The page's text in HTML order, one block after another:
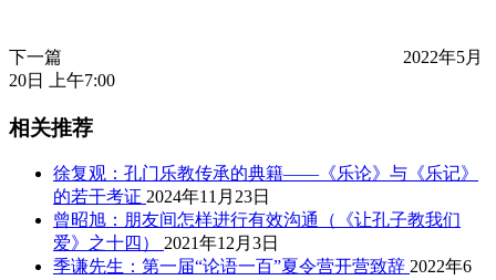
下一篇
2022年5月
20日 上午7:00
相关推荐
徐复观：孔门乐教传承的典籍——《乐论》与《乐记》
的若干考证 2024年11月23日
曾昭旭：朋友间怎样进行有效沟通（《让孔子教我们
爱》之十四）
2021年12月3日
季谦先生：第一届“论语一百”夏令营开营致辞 2022年6